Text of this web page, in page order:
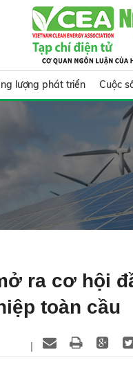
lượng phát triển Cuộc
ra cơ hội
toàn cầu
|